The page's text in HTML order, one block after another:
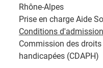
Rhône-Alpes
Prise en charge Aide
Conditions d'admission
Commission des
handicapées (CDAPH)